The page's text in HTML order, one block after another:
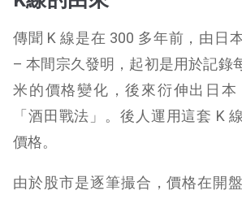
傳聞 K 線是在 300 多年前，由日
– 本間宗久發明，起初是用於記錄
米的價格變化，後來衍伸出日本
「酒田戰法」。後人運用這套 K
價格。
由於股市是逐筆撮合，價格在開